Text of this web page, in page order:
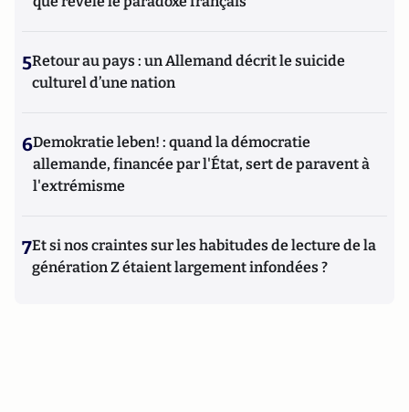
5Retour au pays : un Allemand décrit le suicide
culturel d’une nation
6Demokratie leben! : quand la démocratie
allemande, financée par l'État, sert de paravent à
l'extrémisme
7Et si nos craintes sur les habitudes de lecture de la
génération Z étaient largement infondées ?